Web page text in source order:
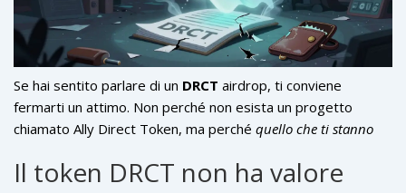
Se hai sentito parlare di un DRCT airdrop, ti conviene
fermarti un attimo. Non perché non esista un progetto
chiamato Ally Direct Token, ma perché quello che ti stanno
prove di alcun airdrop attivo, annunciato o anche solo in fase
Il token DRCT non ha valore